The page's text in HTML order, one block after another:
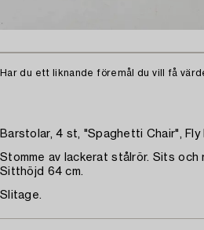
Har du ett liknande föremål du vill få
Barstolar, 4 st, "Spaghetti Chair", Fly
Stomme av lackerat stålrör. Sits och
Sitthöjd 64 cm.
Slitage.